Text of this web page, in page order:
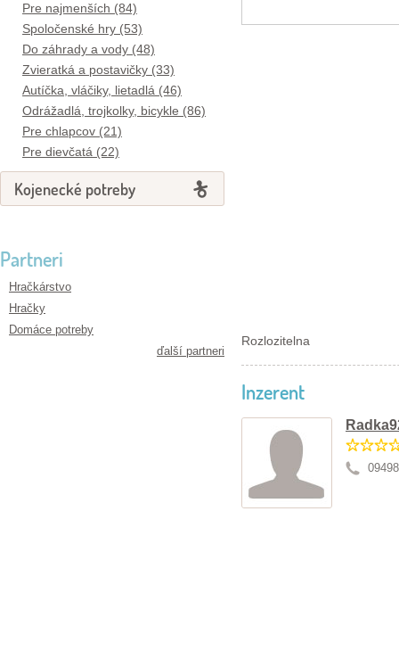
Pre najmenších (84)
Spoločenské hry (53)
Do záhrady a vody (48)
Zvieratká a postavičky (33)
Autíčka, vláčiky, lietadlá (46)
Odrážadlá, trojkolky, bicykle (86)
Pre chlapcov (21)
Pre dievčatá (22)
Kojenecké potreby
Partneri
Hračkárstvo
Hračky
Domáce potreby
ďalší partneri
Rozlozitelna
Inzerent